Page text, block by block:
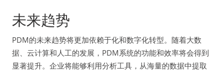
未来趋势
PDM的未来趋势将更加依赖于化和数字化转型。随着大数
据、云计算和人工的发展，PDM系统的功能和效率将会得到
显著提升。企业将能够利用分析工具，从海量的数据中提取